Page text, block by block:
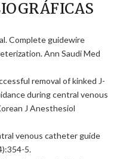
Complete guidewire
Ann Saudi Med
removal of kinked J-
during central venous
J Anesthesiol
venous catheter guide
5.